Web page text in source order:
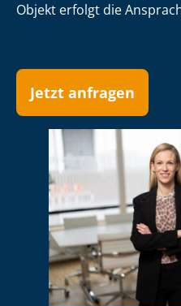
Objekt erfolgt die
Jetzt anfragen